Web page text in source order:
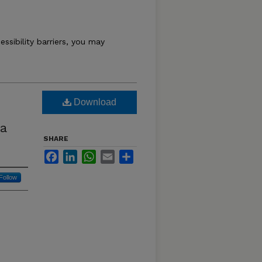
barriers, you may
Download
SHARE
FacebookLinkedInWhatsApp
Email